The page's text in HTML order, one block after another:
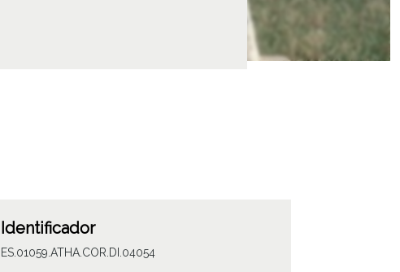
Identificador
ES.01059.ATHA.COR.DI.04054